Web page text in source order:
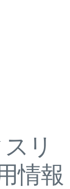
リ
情報